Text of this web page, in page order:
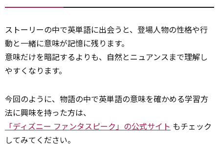
ストーリーの中で英単語に出会うと、登場人物の性格や行
動と一緒に意味が記憶に残ります。
意味だけを暗記するよりも、自然とニュアンスまで理解し
やすくなります。
今回のように、物語の中で英単語の意味を確かめる学習方
法に興味を持った方は、
「ディズニー ファンタスピーク」の公式サイト もチェック
してみてください。